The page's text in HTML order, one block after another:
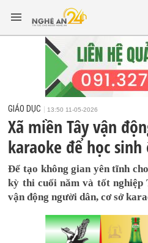
GIÁO DỤC 13:50 11-05-2026
Xã miền Tây vận
karaoke để học
Để tạo không gian yên tĩnh
kỳ thi cuối năm và tốt nghiệp
vận động người dân, cơ sở